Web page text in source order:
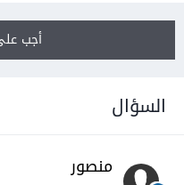
أجب
السؤال
منصور